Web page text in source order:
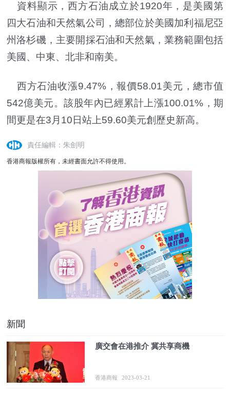
資料顯示，西方石油成立於1920年，是美國第
四大石油和天然氣公司，總部位於美國加利福尼亞
州洛杉磯，主要開採石油和天然氣，業務範圍包括
美國、中東、北非和南美。
西方石油收漲9.47%，報價58.01美元，總市值
542億美元。該股年內已經累計上漲100.01%，期
間更是在3月10日站上59.60美元創歷史新高。
責任編輯：朱劍明
香港商報版權所有，未經書面允許不得使用。
新聞
廣交會在港推介 冀共享商機
香港商報 2023-03-21